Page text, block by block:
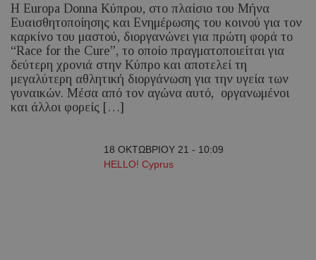
Η Europa Donna Κύπρου, στο πλαίσιο του Μήνα
Ευαισθητοποίησης και Ενημέρωσης του κοινού για τον
καρκίνο του μαστού, διοργανώνει για πρώτη φορά το
“Race for the Cure”, το οποίο πραγματοποιείται για
δεύτερη χρονιά στην Κύπρο και αποτελεί τη
μεγαλύτερη αθλητική διοργάνωση για την υγεία των
γυναικών. Μέσα από τον αγώνα αυτό, οργανωμένοι
και άλλοι φορείς […]
18 ΟΚΤΩΒΡΙΟΥ 21 - 10:09
HELLO! Cyprus